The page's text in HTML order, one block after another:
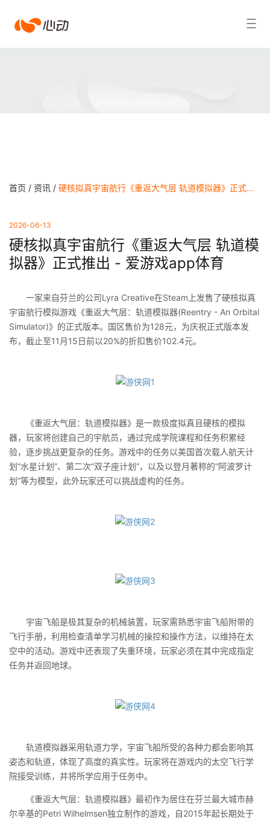
爱搜索结果
首页 / 资讯 / 硬核拟真宇宙航行《重返大气层 轨道模拟器》正式推出 - 爱游戏app体育
2026-06-13
硬核拟真宇宙航行《重返大气层 轨道模
拟器》正式推出 - 爱游戏app体育
一家来自芬兰的公司Lyra Creative在Steam上发售了硬核拟真
宇宙航行模拟游戏《重返大气层：轨道模拟器(Reentry - An Orbital
Simulator)》的正式版本。国区售价为128元，为庆祝正式版本发
布，截止至11月15日前以20%的折扣售价102.4元。
《重返大气层：轨道模拟器》是一款极度拟真且硬核的模拟
器，玩家将创建自己的宇航员，通过完成学院课程和任务积累经
验，逐步挑战更复杂的任务。游戏中的任务以美国首次载人航天计
划“水星计划”、第二次“双子座计划”，以及以登月著称的“阿波罗计
划”等为模型，此外玩家还可以挑战虚构的任务。
宇宙飞船是极其复杂的机械装置，玩家需熟悉宇宙飞船附带的
飞行手册，利用检查清单学习机械的操控和操作方法，以维持在太
空中的活动。游戏中还表现了失重环境，玩家必须在其中完成指定
任务并返回地球。
轨道模拟器采用轨道力学，宇宙飞船所受的各种力都会影响其
姿态和轨道，体现了高度的真实性。玩家将在游戏内的太空飞行学
院接受训练，并将所学应用于任务中。
《重返大气层：轨道模拟器》最初作为居住在芬兰最大城市赫
尔辛基的Petri Wilhelmsen独立制作的游戏，自2015年起长期处于